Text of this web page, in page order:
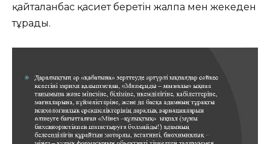
қайталанбас қасиет беретін жалпа мен жекеден
тұрады.